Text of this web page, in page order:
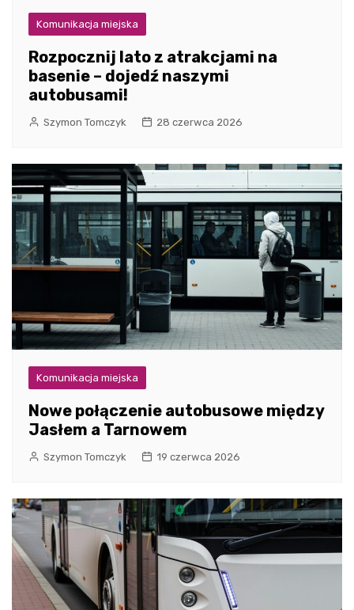
Komunikacja miejska
Rozpocznij lato z atrakcjami na
basenie – dojedź naszymi
autobusami!
Szymon Tomczyk 28 czerwca 2026
Komunikacja miejska
Nowe połączenie autobusowe między
Jasłem a Tarnowem
Szymon Tomczyk 19 czerwca 2026